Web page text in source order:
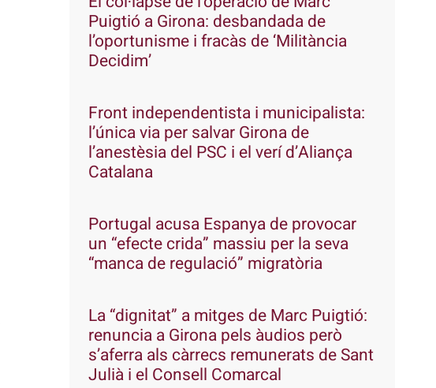
Puigtió a Girona: desbandada de
l’oportunisme i fracàs de ‘Militància
Decidim’
Front independentista i municipalista:
l’única via per salvar Girona de
l’anestèsia del PSC i el verí d’Aliança
Catalana
Portugal acusa Espanya de provocar
un “efecte crida” massiu per la seva
“manca de regulació” migratòria
La “dignitat” a mitges de Marc Puigtió:
renuncia a Girona pels àudios però
s’aferra als càrrecs remunerats de Sant
Julià i el Consell Comarcal